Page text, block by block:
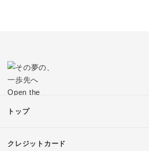
トップ
クレジットカード